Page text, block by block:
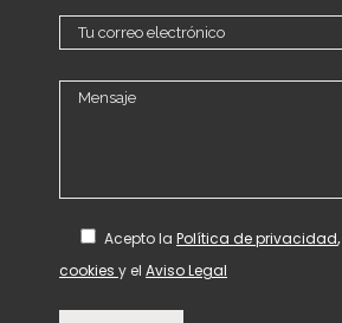
Aceptola Política de privacidad,
cookies y el Aviso Legal